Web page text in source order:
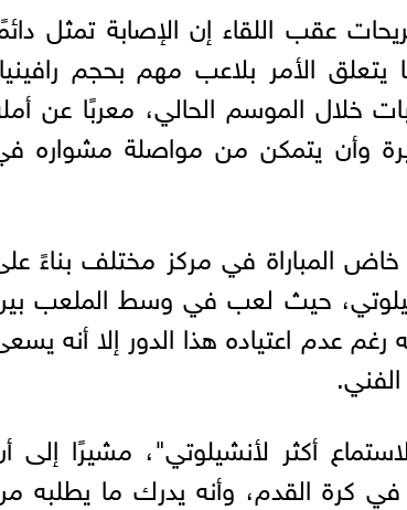
عقب اللقاء إن الإصابة تمثل
الأمر بلاعب مهم بحجم
خلال الموسم الحالي، معربًا عن
وأن يتمكن من مواصلة مشواره
خاض المباراة في مركز مختلف بناءً
حيث لعب في وسط الملعب
رغم عدم اعتياده هذا الدور إلا أنه
الفني.
أكثر لأنشيلوتي"، مشيرًا إلى
كرة القدم، وأنه يدرك ما يطلبه